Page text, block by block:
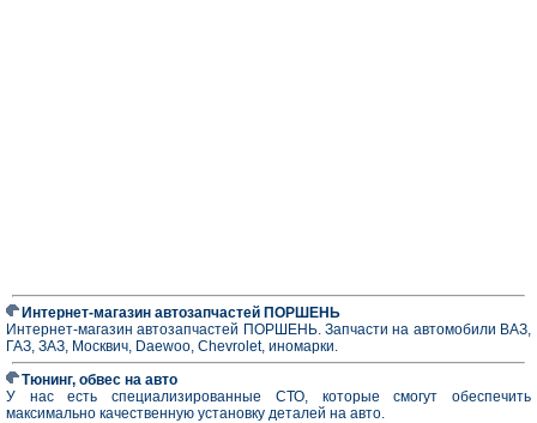
Интернет-магазин автозапчастей ПОРШЕНЬ
Интернет-магазин автозапчастей ПОРШЕНЬ. Запчасти на автомобили ВАЗ,
ГАЗ, ЗАЗ, Москвич, Daewoo, Chevrolet, иномарки.
Тюнинг, обвес на авто
У нас есть специализированные СТО, которые смогут обеспечить
максимально качественную установку деталей на авто.